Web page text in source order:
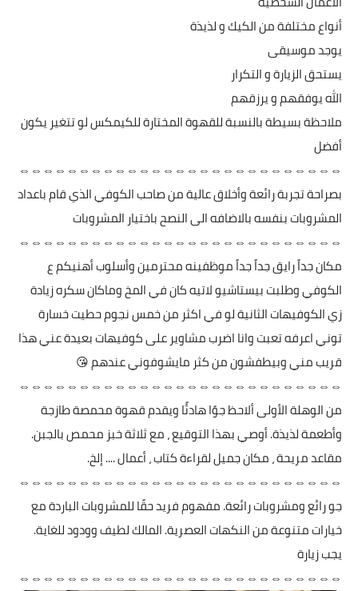
أنواع مختلفة من الكيك و لذيذة
يوجد موسيقى
يستحق الزيارة و التكرار
الله يوفقهم و يرزقهم
ملاحظة بسيطة بالنسبة للقهوة المختارة للكيمكس لو تتغير يكون
أفضل
⇔⇔⇔⇔⇔⇔⇔⇔⇔⇔⇔⇔⇔⇔⇔⇔⇔⇔⇔⇔⇔⇔⇔⇔⇔⇔⇔
بصراحة تجربة رائعة وأخلاق عالية من صاحب الكوفي الذي قام باعداد
المشروبات بنفسه بالاضافه الى النصح باختيار المشروبات
⇔⇔⇔⇔⇔⇔⇔⇔⇔⇔⇔⇔⇔⇔⇔⇔⇔⇔⇔⇔⇔⇔⇔⇔⇔⇔⇔
مكان جداً رايق جداً جداً موظفينه محترمين وأسلوب أهنيكم ع
الكوفي وطلبت بيستاشيو لاتيه كان في المخ وماكان سكره زيادة
زي الكوفيهات الثانية لو في اكثر من خمس نجوم حطيت خسارة
توني اعرفه تعبت وانا اضرب مشاوير على كوفيهات بعيدة عني هذا
قريب مني وبيطفشون من كثر مايشوفوني عندهم 😘
⇔⇔⇔⇔⇔⇔⇔⇔⇔⇔⇔⇔⇔⇔⇔⇔⇔⇔⇔⇔⇔⇔⇔⇔⇔⇔⇔
من الوهلة الأولى ألاحظ جوًا هادئًا ويقدم قهوة محمصة طازجة
وأطعمة لذيذة. أوصي بهذا التوقيع ، مع ثلاثة خبز محمص بالجبن.
مقاعد مريحة ، مكان جميل لقراءة كتاب ، أعمال .... إلخ.
⇔⇔⇔⇔⇔⇔⇔⇔⇔⇔⇔⇔⇔⇔⇔⇔⇔⇔⇔⇔⇔⇔⇔⇔⇔⇔⇔
جو رائع ومشروبات رائعة. مفهوم فريد حقًا للمشروبات الباردة مع
خيارات متنوعة من النكهات العصرية. المالك لطيف وودود للغاية.
يجب زيارة
⇔⇔⇔⇔⇔⇔⇔⇔⇔⇔⇔⇔⇔⇔⇔⇔⇔⇔⇔⇔⇔⇔⇔⇔⇔⇔⇔